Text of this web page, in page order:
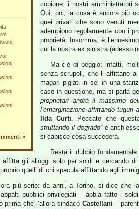
»
copione: i nostri amministratori
Qui, poi, la cosa è ancora più
quei privati che sono venuti
adempiono regolarmente con i
proprietà. Insomma, è
cui la nostra ex sinistra (adesso
Ma c’è di peggio: infatti,
senza scrupoli, che li affittano a
magari pigiati in sei in una
case in questione, ma si parla
proprietari andrà il massimo
l’emarginazione affittando tuguri
Ilda Curti. Peccato che
sfruttando il degrado”è
si capisce cosa succederà.
Resta il dubbio
gli alloggi solo per soldi e cercando
quelli di chi specula affittando agli
più serio: da anni, a Torino, si dice che
pubblici privilegiati – abbia fatto i
prima che l’allora sindaco Castellani –